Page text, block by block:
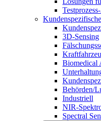
3D-Sensing
Biomedical
Behörden/
Industriell
NIR-
Spectral